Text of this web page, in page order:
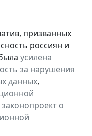
призванных
россиян и
усилена
за нарушения
данных,
законопроект о